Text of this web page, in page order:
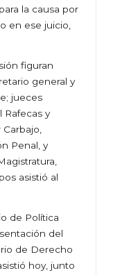
la causa por
en ese juicio,
figuran
general y
jueces
Rafecas y
Penal, y
asistió al
de Política
del
de Derecho
hoy, junto